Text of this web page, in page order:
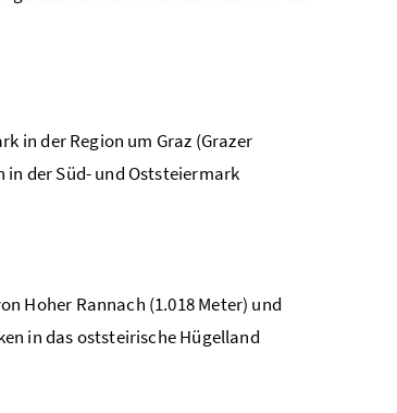
in der Region um Graz (Grazer
der Süd- und Oststeiermark
Hoher Rannach (1.018 Meter) und
in das oststeirische Hügelland